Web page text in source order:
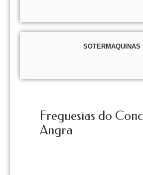
SOTERMAQUINAS
Freguesias do
Angra